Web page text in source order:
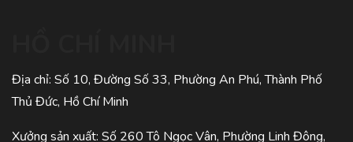
Địa chỉ: Số 10, Đường Số 33, Phường An Phú, Thành Phố
Thủ Đức, Hồ Chí Minh
Xưởng sản xuất: Số 260 Tô Ngọc Vân, Phường Linh Đông,